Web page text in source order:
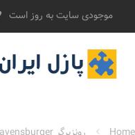
موجودی سایت به روز است